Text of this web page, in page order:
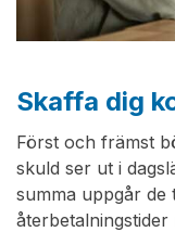
Skaffa dig
Först och främst
skuld ser ut i
summa uppgår